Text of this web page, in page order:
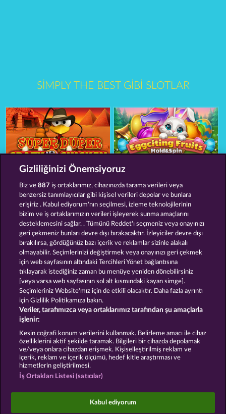
SIMPLY THE BEST GIBI SLOTLAR
Super Duper Moorhuhn Eggciting Fruits - Hold & Spin
Piggy Kings Egyptian Moon
Hüküm ve Koşullar Gizlilik Beyanı Künye
Şirket SSS Facebook Blog
İptal talebini gönder
Sosyal casino oyunları sadece eğlence amaçlıdır ve
gerçek parayla oynanan kumar oyunlarında
Gizliliğinizi Önemsiyoruz
Biz ve887 iş ortaklarımız, cihazınızda tarama verileri veya
benzersiz tanımlayıcılar gibi kişisel verileri depolar ve bunlara
erişiriz . Kabul ediyorum'nın seçilmesi, izleme teknolojilerinin
bizim ve iş ortaklarımızın verileri işleyerek sunma amaçlarını
desteklemesini sağlar. . Tümünü Reddet'ı seçmeniz veya onayınızı
geri çekmeniz bunları devre dışı bırakacaktır. İzleyiciler devre dışı
bırakılırsa, gördüğünüz bazı içerik ve reklamlar sizinle alakalı
olmayabilir. Seçimlerinizi değiştirmek veya onayınızı geri çekmek
için web sayfasının altındaki Tercihleri Yönet bağlantısına
tıklayarak istediğiniz zaman bu menüye yeniden dönebilirsiniz
[veya varsa web sayfasının sol alt kısmındaki kayan simge].
Seçimleriniz Website'mız için de etkili olacaktır. Daha fazla ayrıntı
için Gizlilik Politikamıza bakın.
Veriler, tarafımızca veya ortaklarımız tarafından şu amaçlarla
işlenir:
Kesin coğrafi konum verilerini kullanmak. Belirleme amacı ile cihaz
özelliklerini aktif şekilde taramak. Bilgileri bir cihazda depolamak
ve/veya onlara cihazdan erişmek. Kişiselleştirilmiş reklam ve
içerik, reklam ve içerik ölçümü, hedef kitle araştırması ve
hizmetlerin geliştirilmesi.
İş Ortakları Listesi (satıcılar)
Kabul ediyorum